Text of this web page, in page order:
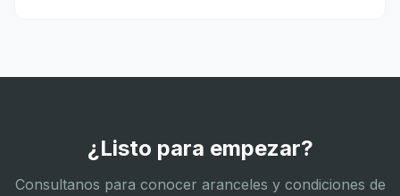
¿Listo para empezar?
Consultanos para conocer aranceles y condiciones de